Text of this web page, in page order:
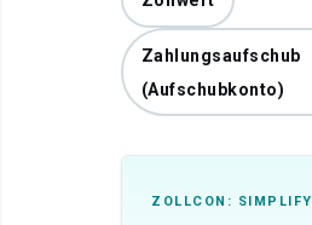
Zahlungsaufschub
(Aufschubkonto)
ZOLLCON: SIMPLIFY